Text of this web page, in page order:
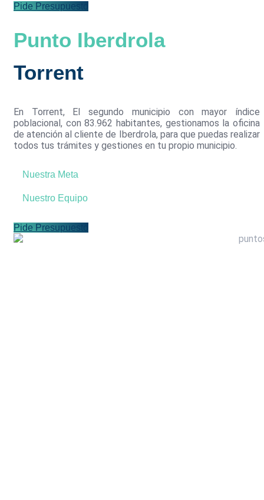
Pide Presupuesto
Punto Iberdrola
Torrent
En Torrent, El segundo municipio con mayor índice
poblacional, con 83.962 habitantes, gestionamos la oficina
de atención al cliente de Iberdrola, para que puedas realizar
todos tus trámites y gestiones en tu propio municipio.
Nuestra Meta
Nuestro Equipo
Pide Presupuesto